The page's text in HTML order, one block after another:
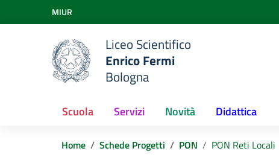
Vai ai contenuti
Vai al menu di navigazione
Vai al footer
MIUR
Liceo Scientifico
Enrico Fermi
Bologna
Scuola Servizi Novità Didattica
Home Schede Progetti PON PON Reti Locali